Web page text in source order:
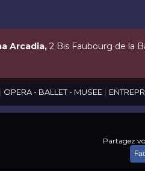
| OPERA - BALLET - MUSEE |
Arcadia, 2 Bis Faubourg de la
Partagez